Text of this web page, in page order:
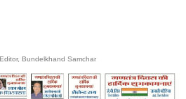
Bundelkhand Samchar